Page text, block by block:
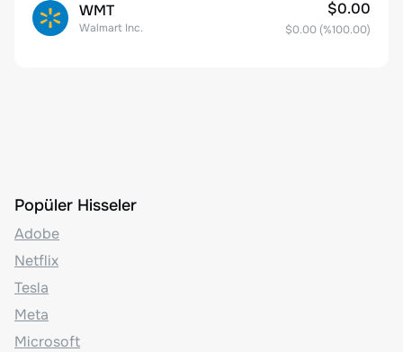
WMT
Walmart Inc.
$0.00
$0.00 (%100.00)
Popüler Hisseler
Adobe
Netflix
Tesla
Meta
Microsoft